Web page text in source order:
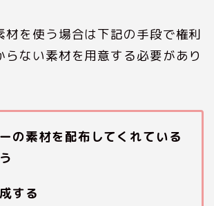
材を使う場合は下記の手段で権利
らない素材を用意する必要があり
の素材を配布してくれている
する